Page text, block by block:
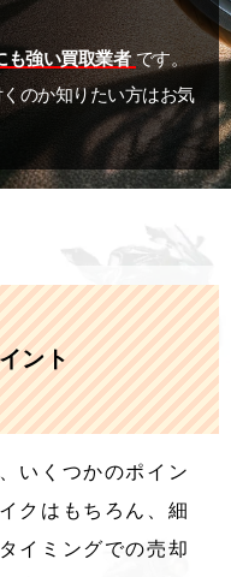
も強い買取業者 です。
のか知りたい方はお気
ント
いくつかのポイン
クはもちろん、細
イミングでの売却